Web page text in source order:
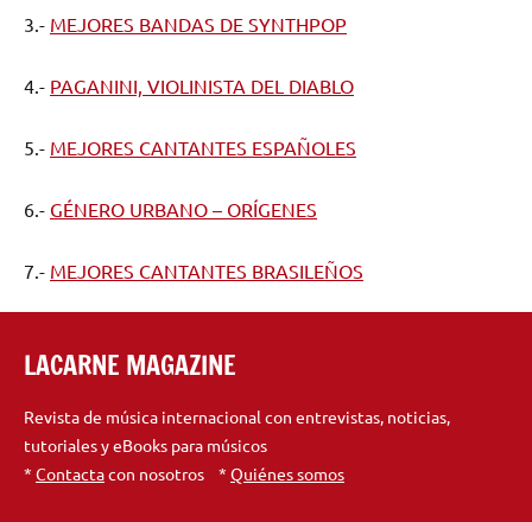
3.- MEJORES BANDAS DE SYNTHPOP
4.- PAGANINI, VIOLINISTA DEL DIABLO
5.- MEJORES CANTANTES ESPAÑOLES
6.- GÉNERO URBANO – ORÍGENES
7.- MEJORES CANTANTES BRASILEÑOS
LACARNE MAGAZINE
Revista de música internacional con entrevistas, noticias,
tutoriales y eBooks para músicos
* Contactacon nosotros * Quiénes somos